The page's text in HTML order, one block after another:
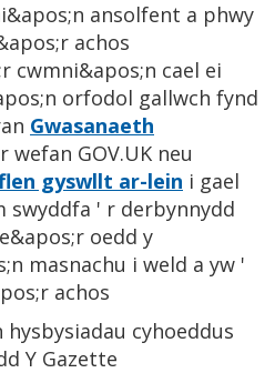
ansolfent a phwy
achos
cwmni&apos;n cael ei
orfodol gallwch fynd
Gwasanaeth
wefan GOV.UK neu
gyswllt ar-lein i gael
swyddfa ' r derbynnydd
oedd y
masnachu i weld a yw '
achos
cyhoeddus
Y Gazette